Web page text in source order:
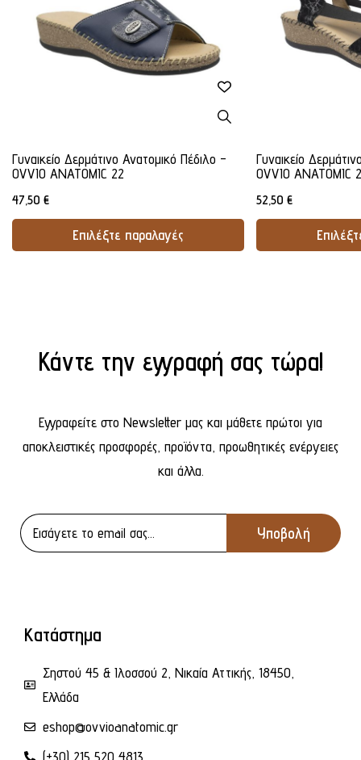
Γυναικείο Δερμάτινο Ανατομικό Πέδιλο -
OVVIO ANATOMIC 22
47,50 €
Επιλέξτε παραλαγές
Γυναικείο
OVVIO ANATOMIC
52,50 €
Κάντε την εγγραφή σας τώρα!
Εγγραφείτε στο Newsletter μας και μάθετε πρώτοι για
αποκλειστικές προσφορές, προϊόντα, προωθητικές ενέργειες
και άλλα.
Κατάστημα
Σηστού 45 & Ιλοσσού 2, Νικαία Αττικής, 18450,
Ελλάδα
eshop@ovvioanatomic.gr
(+30) 215 520 4813